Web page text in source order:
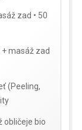
zad • 50
masáž zad
(Peeling,
obličeje bio